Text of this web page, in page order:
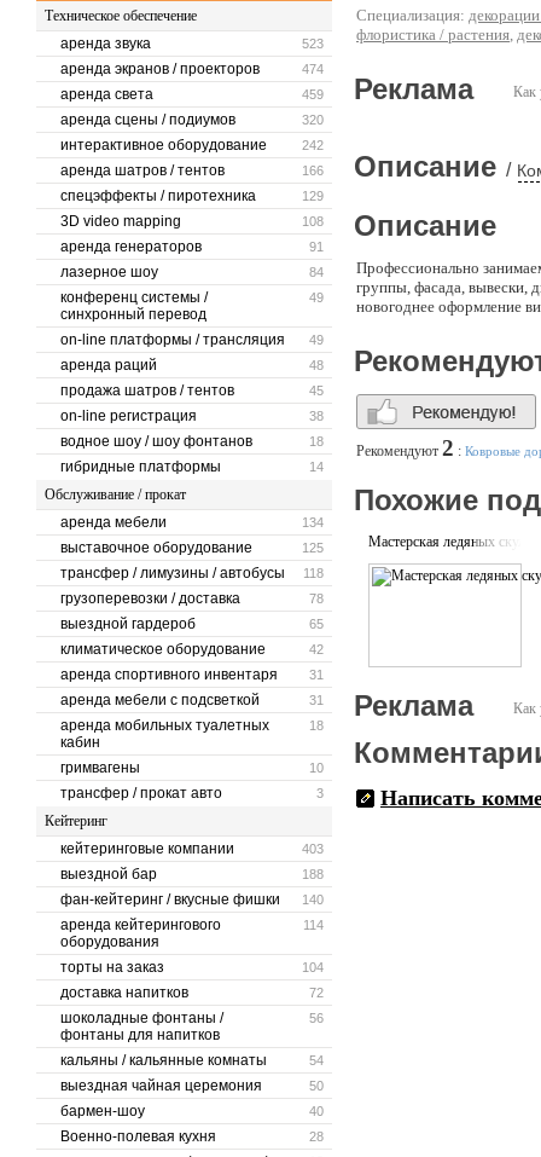
Техническое обеспечение
523
аренда звука
474
аренда экранов / проекторов
459
аренда света
320
аренда сцены / подиумов
242
интерактивное оборудование
166
аренда шатров / тентов
129
спецэффекты / пиротехника
108
3D video mapping
91
аренда генераторов
84
лазерное шоу
49
конференц системы /
синхронный перевод
49
on-line платформы / трансляция
48
аренда раций
45
продажа шатров / тентов
38
on-line регистрация
18
водное шоу / шоу фонтанов
14
гибридные платформы
Обслуживание / прокат
134
аренда мебели
125
выставочное оборудование
118
трансфер / лимузины / автобусы
78
грузоперевозки / доставка
65
выездной гардероб
42
климатическое оборудование
31
аренда спортивного инвентаря
31
аренда мебели с подсветкой
18
аренда мобильных туалетных
кабин
10
гримвагены
3
трансфер / прокат авто
Кейтеринг
403
кейтеринговые компании
188
выездной бар
140
фан-кейтеринг / вкусные фишки
114
аренда кейтерингового
оборудования
104
торты на заказ
72
доставка напитков
56
шоколадные фонтаны /
фонтаны для напитков
54
кальяны / кальянные комнаты
50
выездная чайная церемония
40
бармен-шоу
28
Военно-полевая кухня
Специализация:
флористика / растения,
Как
Реклама
Описание /
Описание
Профессионально
группы, фасада, вывески,
новогоднее оформление
Рекомендуют 2 : Ковровые
Похожие
Мастерская ледяных
Как
Реклама
Написать